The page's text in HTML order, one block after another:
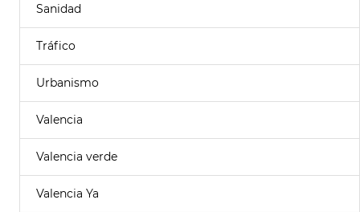
Sanidad
Tráfico
Urbanismo
Valencia
Valencia verde
Valencia Ya